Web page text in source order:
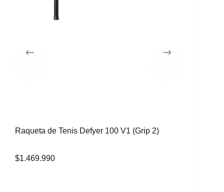
Raqueta de Tenis Defyer 100 V1 (Grip 2)
$1.469.990